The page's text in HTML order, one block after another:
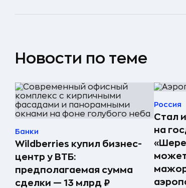
Новости по теме
Банки
Wildberries купил бизнес-
центр у ВТБ:
предполагаемая сумма
сделки — 13 млрд ₽
Россия
Стал
на